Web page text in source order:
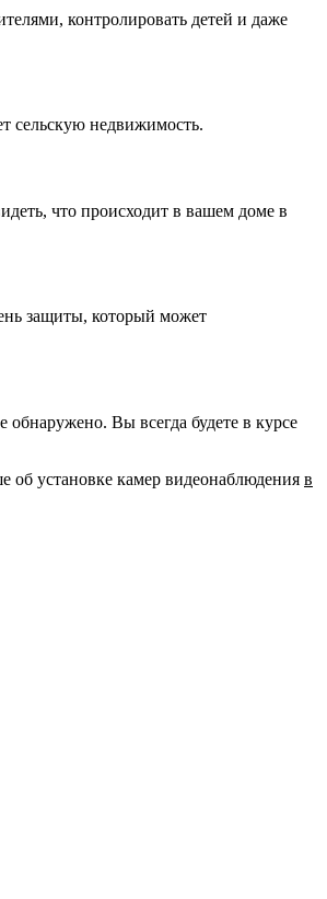
контролировать детей и даже
сельскую недвижимость.
что происходит в вашем доме в
защиты, который может
Вы всегда будете в курсе
об установке камер видеонаблюдения в